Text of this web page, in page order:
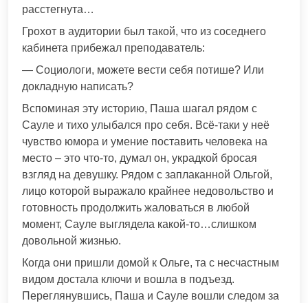
расстегнута…
Грохот в аудитории был такой, что из соседнего
кабинета прибежал преподаватель:
— Социологи, можете вести себя потише? Или
докладную написать?
Вспоминая эту историю, Паша шагал рядом с
Сауле и тихо улыбался про себя. Всё-таки у неё
чувство юмора и умение поставить человека на
место – это что-то, думал он, украдкой бросая
взгляд на девушку. Рядом с заплаканной Ольгой,
лицо которой выражало крайнее недовольство и
готовность продолжить жаловаться в любой
момент, Сауле выглядела какой-то…слишком
довольной жизнью.
Когда они пришли домой к Ольге, та с несчастным
видом достала ключи и вошла в подъезд.
Переглянувшись, Паша и Сауле вошли следом за